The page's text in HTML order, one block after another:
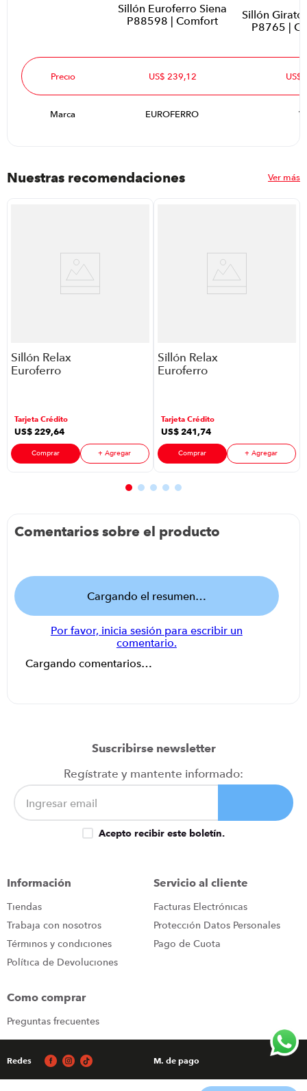
Sillón Euroferro Siena
P88598 | Comfort
Sillón
P8765 |
Precio US$ 239,12 US$
Marca EUROFERRO
Nuestras recomendaciones Ver más
Sillón Relax
Euroferro
Tarjeta Crédito
US$229,64
Comprar + Agregar
Sillón Relax
Euroferro
Tarjeta Crédito
US$241,74
Comprar + Agregar
Comentarios sobre el producto
Cargando el resumen…
Por favor, inicia sesión para escribir un
comentario.
Cargando comentarios…
Suscribirse newsletter
Regístrate y mantente informado:
Acepto recibir este boletín.
Información
Tiendas
Trabaja con nosotros
Términos y condiciones
Política de Devoluciones
Servicio al cliente
Facturas Electrónicas
Protección Datos Personales
Pago de Cuota
Como comprar
Preguntas frecuentes
Redes M. de pago